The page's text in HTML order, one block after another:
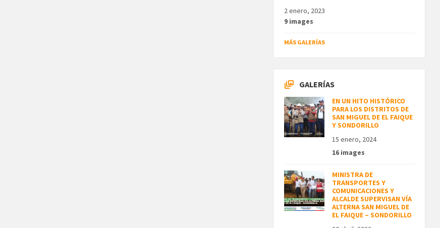
2 enero, 2023
9 images
MÁS GALERÍAS
GALERÍAS
EN UN HITO HISTÓRICO
PARA LOS DISTRITOS DE
SAN MIGUEL DE EL FAIQUE
Y SONDORILLO
15 enero, 2024
16 images
MINISTRA DE
TRANSPORTES Y
COMUNICACIONES Y
ALCALDE SUPERVISAN VÍA
ALTERNA SAN MIGUEL DE
EL FAIQUE – SONDORILLO